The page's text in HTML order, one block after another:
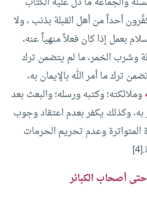
أحداً من أهل القبلة بذنب ، ولا
بعمل إذا كان فعلاً منهياً عنه،
وشرب الخمر، ما لم يتضمن ترك
ترك ما أمر الله بالإيمان به،
وملائكته؛ وكتبه ورسله؛ والبعث بعد
به، وكذلك يكفر بعدم اعتقاد وجوب
المتواترة وعدم تحريم الحرمات
[4]
حتى أصحاب الكبائر